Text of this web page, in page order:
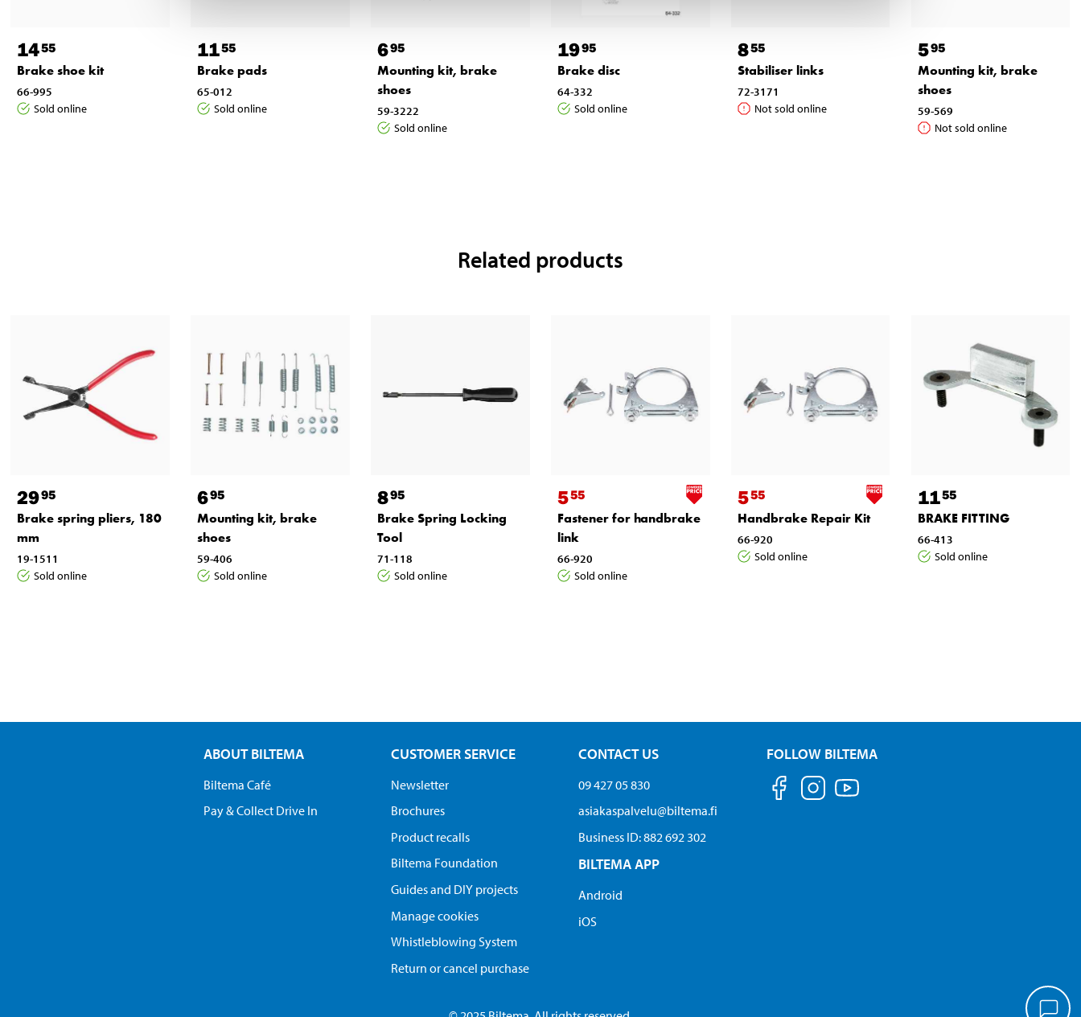
1455
Brake shoe kit
66-995
Sold online
1155
Brake pads
65-012
Sold online
695
Mounting kit, brake
shoes
59-3222
Sold online
1995
Brake disc
64-332
Sold online
855
Stabiliser links
72-3171
Not sold online
595
Mounting kit, brake
shoes
59-569
Not sold online
Related products
2995
Brake spring pliers, 180
mm
19-1511
Sold online
695
Mounting kit, brake
shoes
59-406
Sold online
895
Brake Spring Locking
Tool
71-118
Sold online
555
Fastener for handbrake
link
66-920
Sold online
555
Handbrake Repair Kit
66-920
Sold online
1155
BRAKE FITTING
66-413
Sold online
ABOUT BILTEMA
Biltema Café
Pay & Collect Drive In
CUSTOMER SERVICE
Newsletter
Brochures
Product recalls
Biltema Foundation
Guides and DIY projects
Manage cookies
Whistleblowing System
Return or cancel purchase
CONTACT US
09 427 05 830
asiakaspalvelu@biltema.fi
Business ID:​ 882 692 302
BILTEMA APP
Android
iOS
FOLLOW BILTEMA